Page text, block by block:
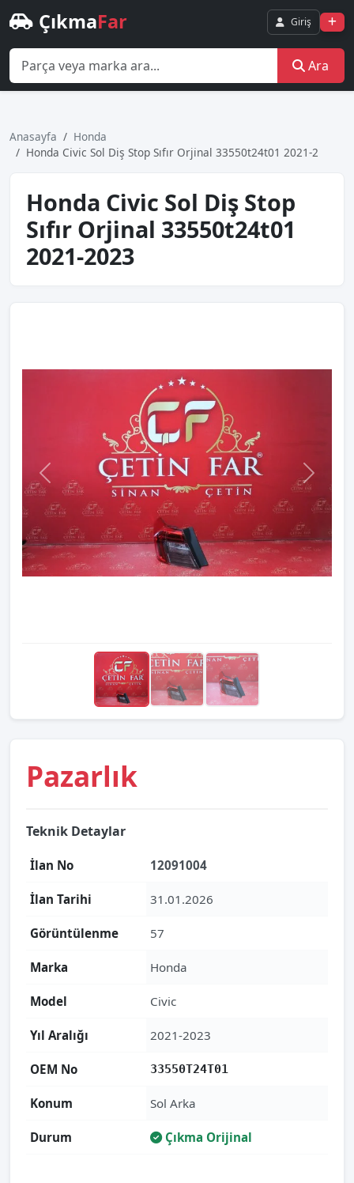
ÇıkmaFar Giriş
Ara
Anasayfa
Honda
Honda Ci̇vi̇c Sol Diş Stop Sıfır Orji̇nal 33550t24t01 2021-2
Honda Ci̇vi̇c Sol Diş Stop
Sıfır Orji̇nal 33550t24t01
2021-2023
Pazarlık
Teknik Detaylar
İlan No 12091004
İlan Tarihi 31.01.2026
Görüntülenme 57
Marka Honda
Model Civic
Yıl Aralığı 2021-2023
OEM No 33550T24T01
Konum Sol Arka
Durum Çıkma Orijinal